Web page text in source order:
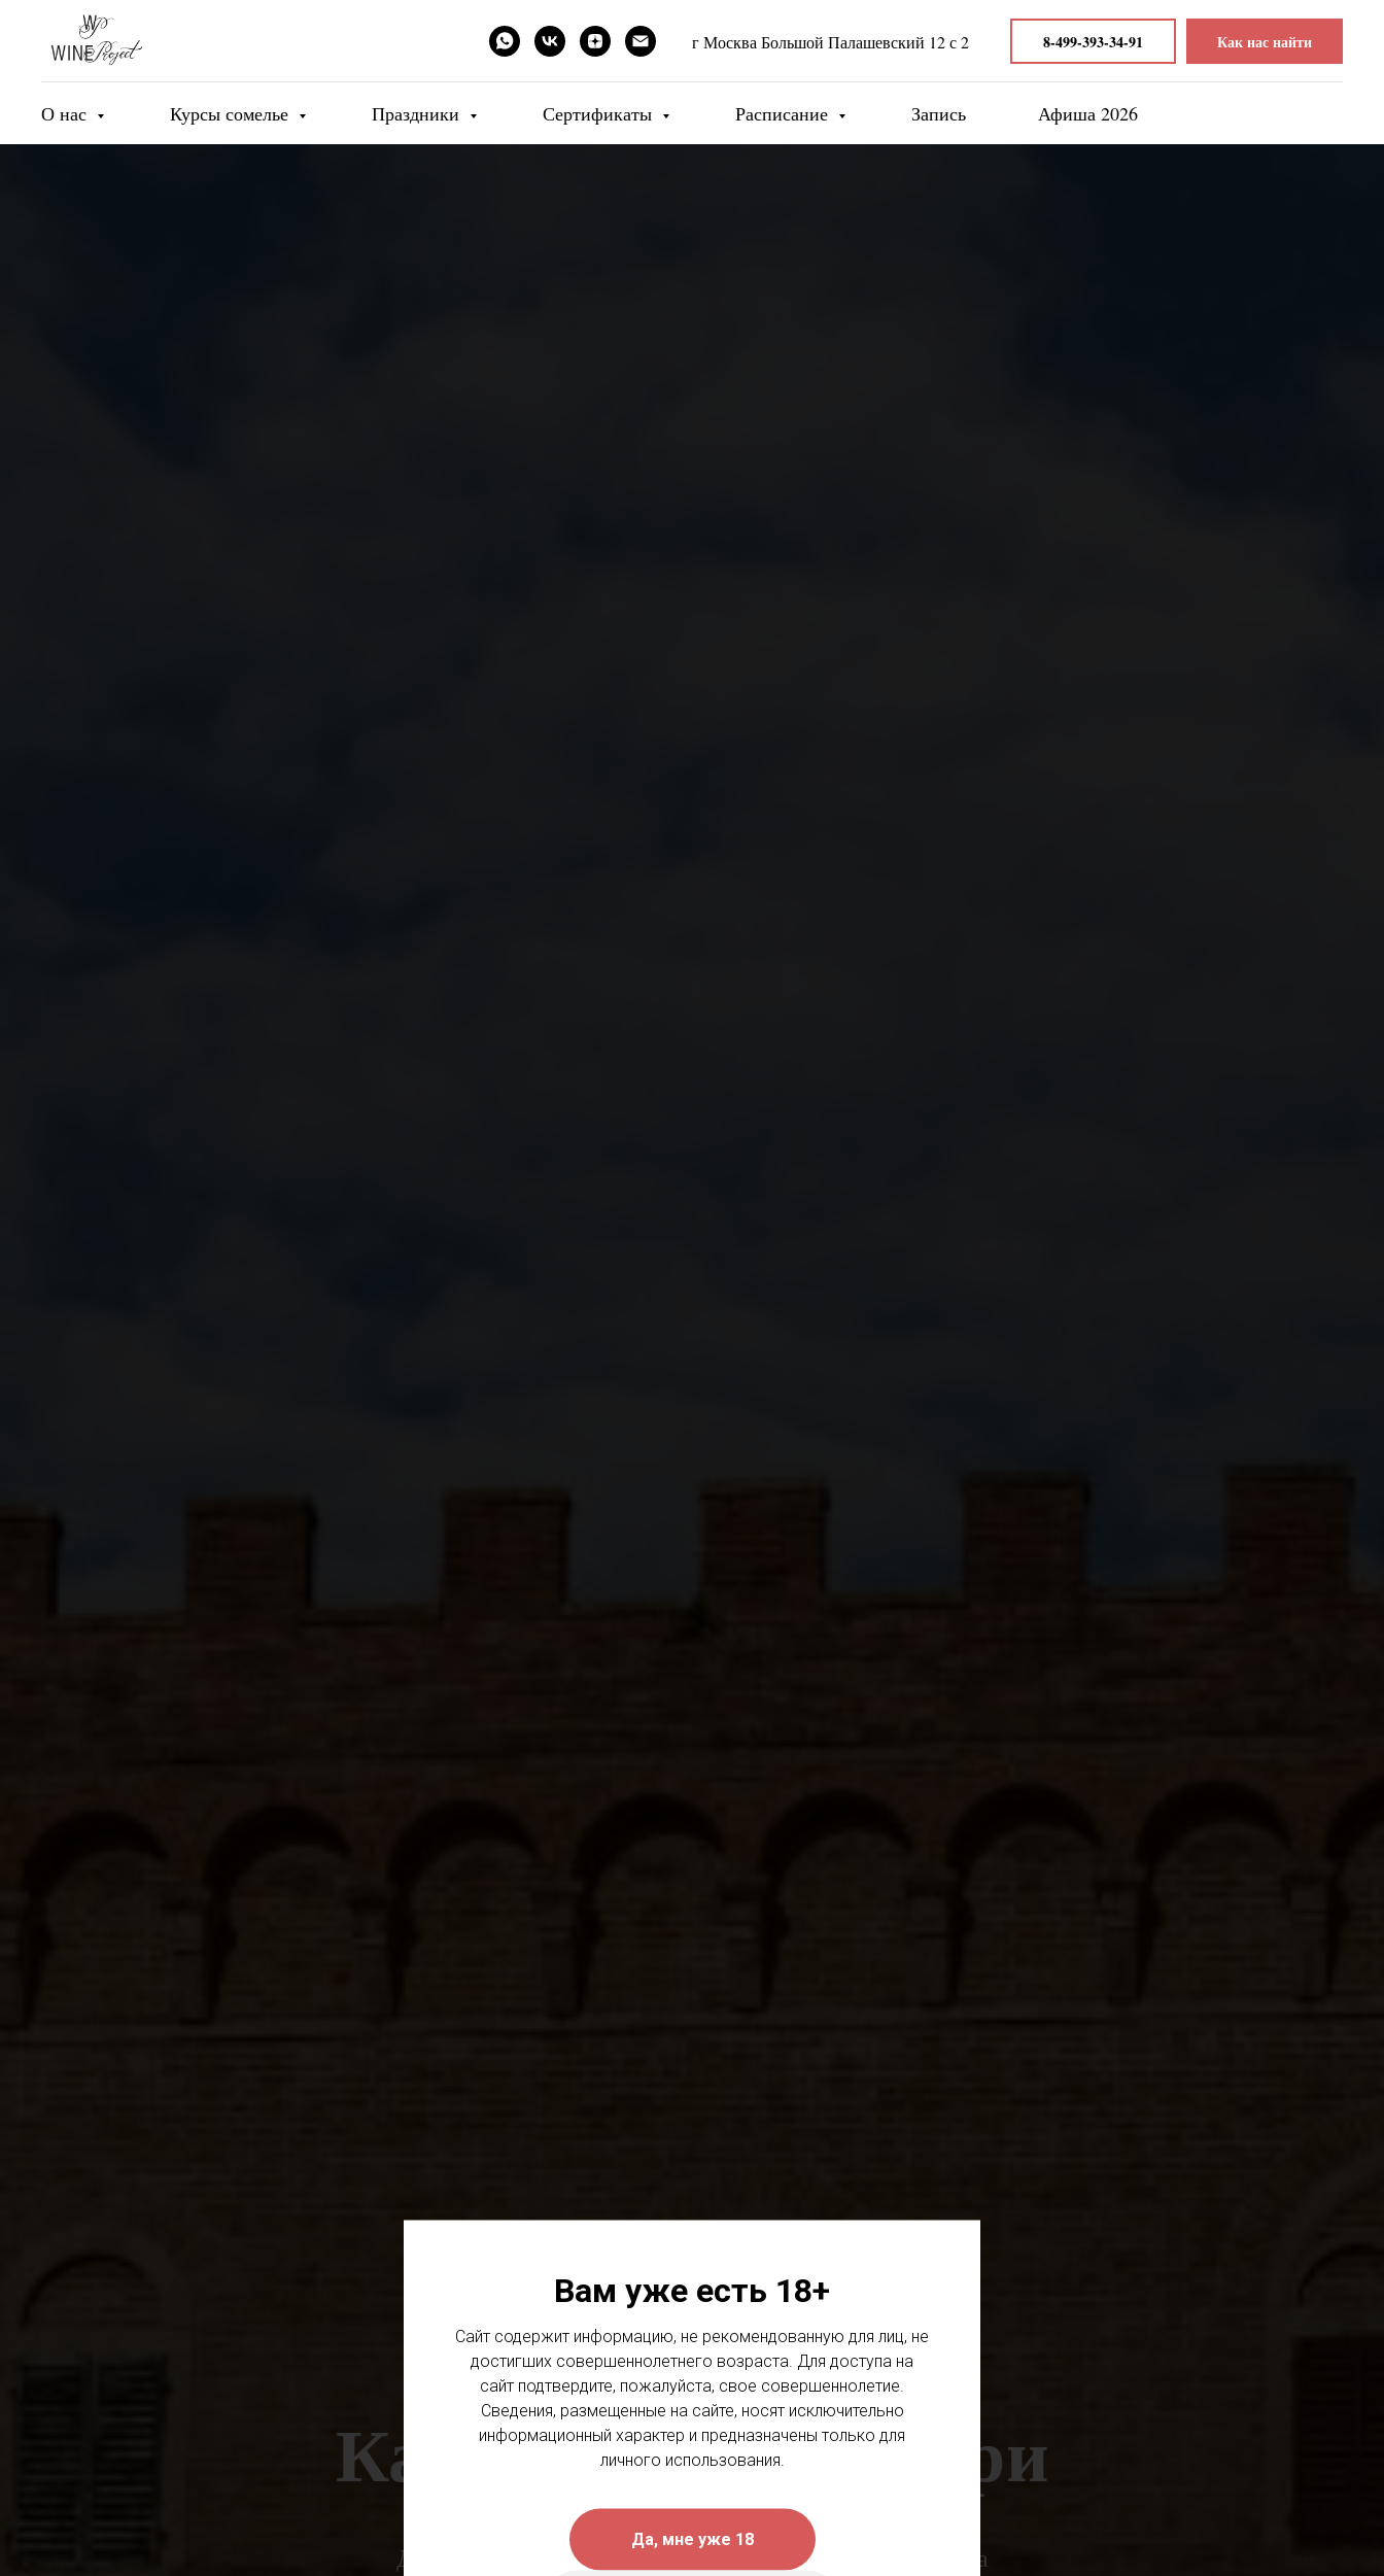
г Москва Большой Палашевский 12 с 2 8-499-393-34-91 Как нас найти
О нас Курсы сомелье Праздники Сертификаты Расписание Запись Афиша 2026
Вам уже есть 18+
Сайт содержит информацию, не рекомендованную для лиц, не
достигших совершеннолетнего возраста. Для доступа на
сайт подтвердите, пожалуйста, свое совершеннолетие.
Сведения, размещенные на сайте, носят исключительно
информационный характер и предназначены только для
личного использования.
Да, мне уже 18
Кастелло ди Болгери
Дворцы старинного тосканского рода Делла Герардеска